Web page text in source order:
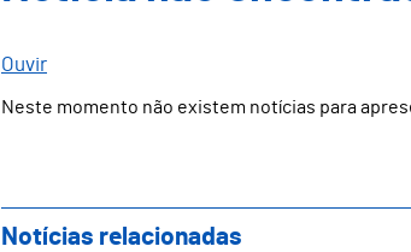
Ouvir
Neste momento não existem notícias para
Notícias relacionadas